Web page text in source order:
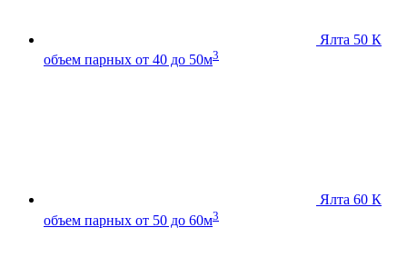
Ялта 50 К
объем парных от 40 до 50м3
Ялта 60 К
объем парных от 50 до 60м3